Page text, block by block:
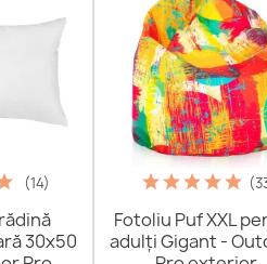
(14)
30x50
Fotoliu Puf XXL
adulți Gigant -